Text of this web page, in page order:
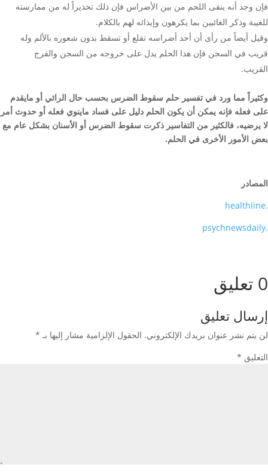
فإن وجد أنه ينقى اللحم من بين الأضراس فإن ذلك تحذيراً له من ممارسته
للغيبة وذكر الغائبين بما يكرهون وإيذائه لهم بالكلام.
وقيل أيضاً من رأى أن أحد أضراسه تقلع أو تسقط بدون شعوره بالألم وله
قريب في السجن فإن هذا الحلم يدل على خروجه من السجن والفرج
القريب.
وكثيراً مما ورد في تفسير حلم سقوط الضرس بحسب حال الرائي أو مايقدم
على فعله فإنه يمكن أن يكون الحلم دليل على فساد ماينوي فعله أو حدوث أمر
لا يرضيه، فالكثير من التفاسير ذكرت سقوط الضرس أو الأسنان بشكل عام مع
بعض الأمور الأخرى في الحلم.
المصادر
.healthline
.psychnewsdaily
0 تعليق
إرسال تعليق
لن يتم نشر عنوان بريدك الإلكتروني. الحقول الإلزامية مشار إليها بـ *
التعليق *